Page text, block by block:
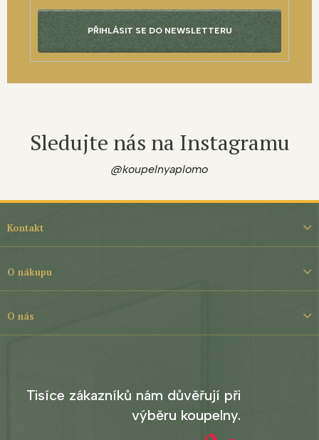
PŘIHLÁSIT SE DO NEWSLETTERU
Sledujte nás na Instagramu
@koupelnyaplomo
Z
í
Kontakt
O nákupu
O nás
Tisíce zákazníků nám důvěřují při
výběru koupelny.